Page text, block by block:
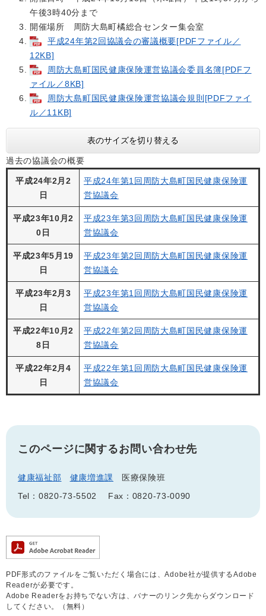
午後3時40分まで
開催場所 周防大島町橘総合センター集会室
平成24年第2回協議会の審議概要[PDFファイル／
12KB]
周防大島町国民健康保険運営協議会委員名簿[PDFフ
ァイル／8KB]
周防大島町国民健康保険運営協議会規則[PDFファイ
ル／11KB]
表のサイズを切り替える
過去の協議会の概要
平成24年2月2
日
平成24年第1回周防大島町国民健康保険運
営協議会
平成23年10月2
0日
平成23年第3回周防大島町国民健康保険運
営協議会
平成23年5月19
日
平成23年第2回周防大島町国民健康保険運
営協議会
平成23年2月3
日
平成23年第1回周防大島町国民健康保険運
営協議会
平成22年10月2
8日
平成22年第2回周防大島町国民健康保険運
営協議会
平成22年2月4
日
平成22年第1回周防大島町国民健康保険運
営協議会
このページに関するお問い合わせ先
健康福祉部 健康増進課
医療保険班
Tel：0820-73-5502
Fax：0820-73-0090
PDF形式のファイルをご覧いただく場合には、Adobe社が提供するAdobe
Readerが必要です。
Adobe Readerをお持ちでない方は、バナーのリンク先からダウンロード
してください。（無料）